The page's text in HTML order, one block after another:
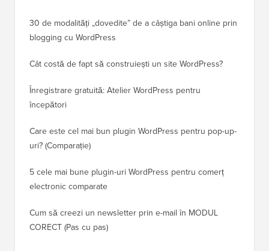
30 de modalități „dovedite” de a câștiga bani online prin
blogging cu WordPress
Cât costă de fapt să construiești un site WordPress?
Înregistrare gratuită: Atelier WordPress pentru
începători
Care este cel mai bun plugin WordPress pentru pop-up-
uri? (Comparație)
5 cele mai bune plugin-uri WordPress pentru comerț
electronic comparate
Cum să creezi un newsletter prin e-mail în MODUL
CORECT (Pas cu pas)